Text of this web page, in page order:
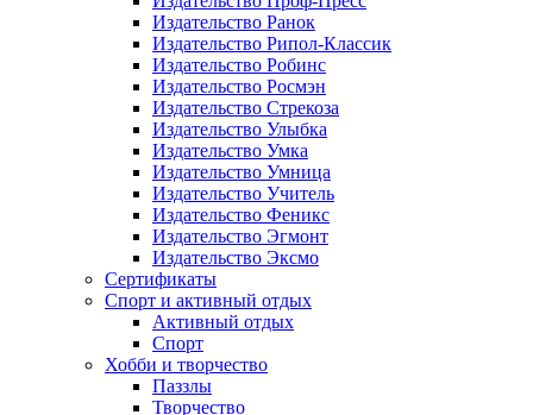
Издательство Ранок
Издательство Рипол-Классик
Издательство Робинс
Издательство Росмэн
Издательство Стрекоза
Издательство Улыбка
Издательство Умка
Издательство Умница
Издательство Учитель
Издательство Феникс
Издательство Эгмонт
Издательство Эксмо
Сертификаты
Спорт и активный отдых
Активный отдых
Спорт
Хобби и творчество
Паззлы
Творчество